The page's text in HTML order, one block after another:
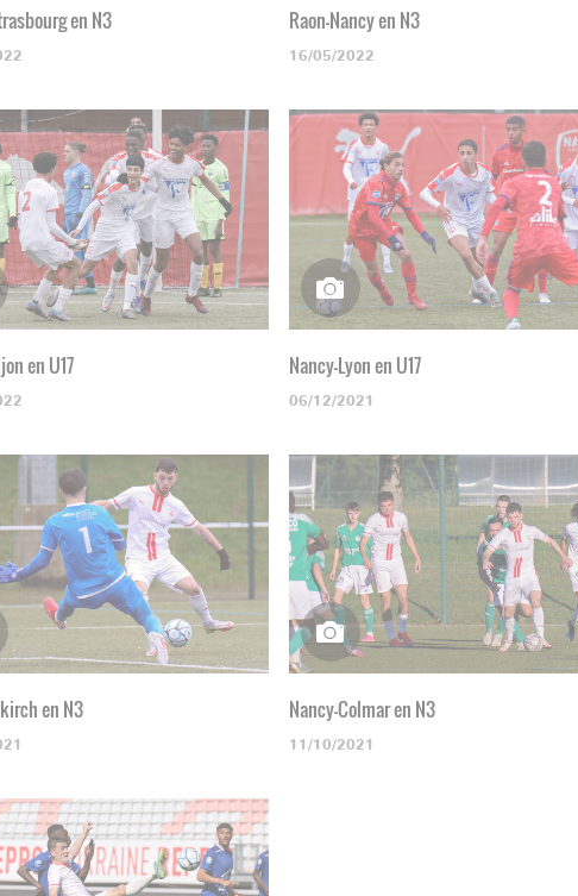
en N3 Raon-Nancy en N3
16/05/2022
en U17 Nancy-Lyon en U17
06/12/2021
en N3 Nancy-Colmar en N3
11/10/2021